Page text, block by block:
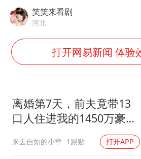
关之琳否认
多地要求领
奋进开新局
笑笑来看剧
河北
打开网易新闻 体验
离婚第7天，前夫竟带13
口人住进我的1450万豪
来去自如的小章 1跟贴 打开APP